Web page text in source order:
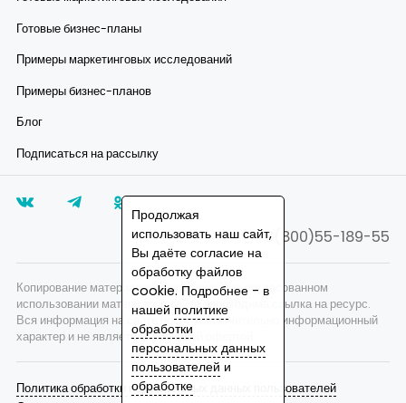
Готовые бизнес-планы
Примеры маркетинговых исследований
Примеры бизнес-планов
Блог
Подписаться на рассылку
8(800)55-189-55
Политика обработки персональных данных пользователей
Копирование материалов запрещено, при согласованном
использовании материалов сайта необходима ссылка на ресурс.
Вся информация на сайте носит исключительно информационный
характер и не является публичной офертой.
Продолжая
использовать наш сайт,
Вы даёте согласие на
обработку файлов
cookie. Подробнее - в
нашей политике
обработки
персональных данных
пользователей и
обработке